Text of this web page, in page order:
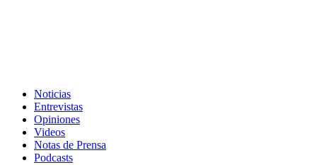
Noticias
Entrevistas
Opiniones
Videos
Notas de Prensa
Podcasts